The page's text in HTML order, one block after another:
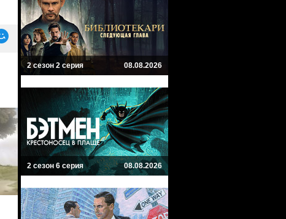
2 сезон 2 серия 08.08.2026
2 сезон 6 серия 08.08.2026